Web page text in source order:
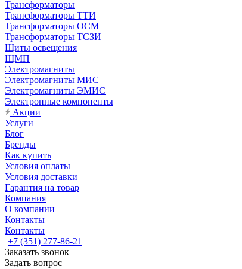
Трансформаторы
Трансформаторы ТТИ
Трансформаторы ОСМ
Трансформаторы ТСЗИ
Щиты освещения
ЩМП
Электромагниты
Электромагниты МИС
Электромагниты ЭМИС
Электронные компоненты
Акции
Услуги
Блог
Бренды
Как купить
Условия оплаты
Условия доставки
Гарантия на товар
Компания
О компании
Контакты
Контакты
+7 (351) 277-86-21
Заказать звонок
Задать вопрос